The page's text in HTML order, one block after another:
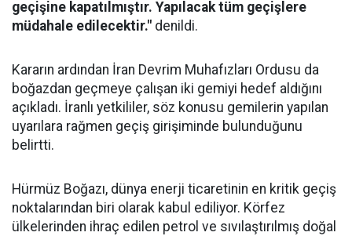
geçişine kapatılmıştır. Yapılacak tüm geçişlere
müdahale edilecektir." denildi.
Kararın ardından İran Devrim Muhafızları Ordusu da
boğazdan geçmeye çalışan iki gemiyi hedef aldığını
açıkladı. İranlı yetkililer, söz konusu gemilerin yapılan
uyarılara rağmen geçiş girişiminde bulunduğunu
belirtti.
Hürmüz Boğazı, dünya enerji ticaretinin en kritik geçiş
noktalarından biri olarak kabul ediliyor. Körfez
ülkelerinden ihraç edilen petrol ve sıvılaştırılmış doğal